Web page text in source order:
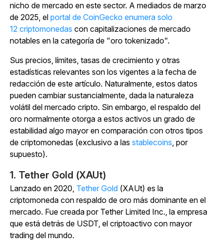
nicho de mercado en este sector. A mediados de marzo
de 2025, el portal de CoinGecko enumera solo
12 criptomonedas con capitalizaciones de mercado
notables en la categoría de "oro tokenizado".
Sus precios, límites, tasas de crecimiento y otras
estadísticas relevantes son los vigentes a la fecha de
redacción de este artículo. Naturalmente, estos datos
pueden cambiar sustancialmente, dada la naturaleza
volátil del mercado cripto. Sin embargo, el respaldo del
oro normalmente otorga a estos activos un grado de
estabilidad algo mayor en comparación con otros tipos
de criptomonedas (exclusivo a las stablecoins, por
supuesto).
1. Tether Gold (XAUt)
Lanzado en 2020, Tether Gold (XAUt) es la
criptomoneda con respaldo de oro más dominante en el
mercado. Fue creada por Tether Limited Inc., la empresa
que está detrás de USDT, el criptoactivo con mayor
trading del mundo.